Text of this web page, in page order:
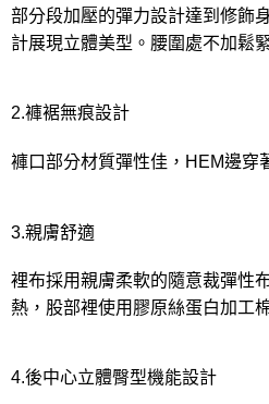
部分段加壓的彈力設計達到修飾
計展現立體美型。腰圍處不加鬆
2.褲裾無痕設計
褲口部分材質彈性佳，HEM邊穿
3.親膚舒適
裡布採用親膚柔軟的隨意裁彈性
熱，股部裡使用膠原絲蛋白加工
4.後中心立體臀型機能設計